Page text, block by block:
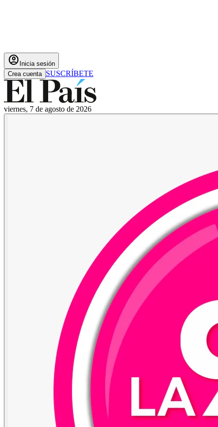
account_circle Inicia sesión
Crea cuenta SUSCRÍBETE
viernes, 7 de agosto de 2026